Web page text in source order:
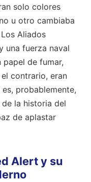
solo colores
u otro cambiaba
Aliados
una fuerza naval
papel de fumar,
contrario, eran
probablemente,
la historia del
de aplastar
Alert y su